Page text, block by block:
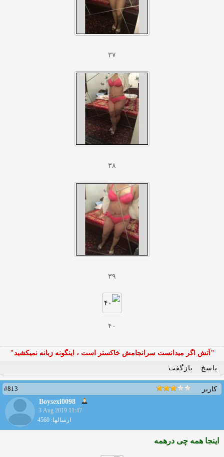
۳۷
۳۸
۳۹
۴۰
"آتش اگر ميدانست سرانجامش خاكستر است ، اينگونه زبانه نميكشيد"
پاسخ
بازگفت
کاربر
#813
Boysexi0098
3 Aug 2019 11:47
ارسالها: 4560
اینجا همه چی درهمه